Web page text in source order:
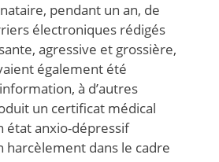
pendant un an, de
électroniques rédigés
agressive et grossière,
également été
à d’autres
un certificat médical
état anxio-dépressif
harcèlement dans le cadre